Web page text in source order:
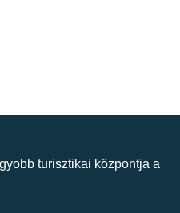
turisztikai központja a